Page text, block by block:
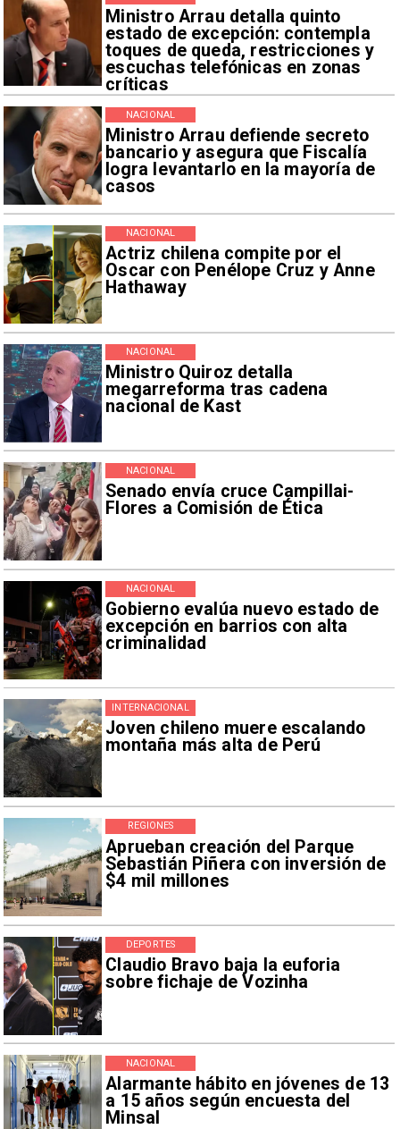
Ministro Arrau detalla quinto
estado de excepción: contempla
toques de queda, restricciones y
escuchas telefónicas en zonas
críticas
Ministro Arrau defiende secreto
bancario y asegura que Fiscalía
logra levantarlo en la mayoría de
casos
NACIONAL
Actriz chilena compite por el
Oscar con Penélope Cruz y Anne
Hathaway
NACIONAL
Ministro Quiroz detalla
megarreforma tras cadena
nacional de Kast
NACIONAL
Senado envía cruce Campillai-
Flores a Comisión de Ética
NACIONAL
Gobierno evalúa nuevo estado de
excepción en barrios con alta
criminalidad
NACIONAL
Joven chileno muere escalando
montaña más alta de Perú
INTERNACIONAL
Aprueban creación del Parque
Sebastián Piñera con inversión de
$4 mil millones
REGIONES
Claudio Bravo baja la euforia
sobre fichaje de Vozinha
DEPORTES
Alarmante hábito en jóvenes de 13
a 15 años según encuesta del
Minsal
NACIONAL